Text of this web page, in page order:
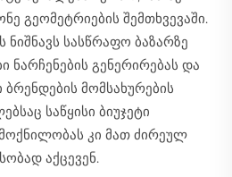
გეომეტრიების შემთხვევაში.
სასწრაფო ბაზარზე
გენერირებას და
მომსახურების
საწყისი ბიუჯეტი
კი მათ ძირეულ
აქცევენ.